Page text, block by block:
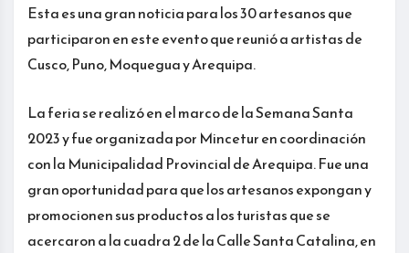
Esta es una gran noticia para los 30 artesanos que
participaron en este evento que reunió a artistas de
Cusco, Puno, Moquegua y Arequipa.
La feria se realizó en el marco de la Semana Santa
2023 y fue organizada por Mincetur en coordinación
con la Municipalidad Provincial de Arequipa. Fue una
gran oportunidad para que los artesanos expongan y
promocionen sus productos a los turistas que se
acercaron a la cuadra 2 de la Calle Santa Catalina, en